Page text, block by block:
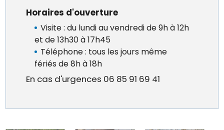
Horaires d'ouverture
Visite : du lundi au vendredi de 9h à 12h
et de 13h30 à 17h45
Téléphone : tous les jours même
fériés de 8h à 18h
En cas d'urgences 06 85 91 69 41